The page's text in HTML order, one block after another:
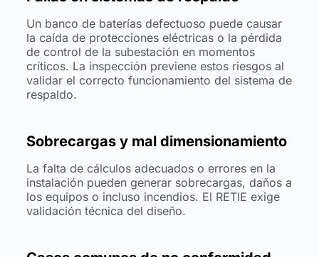
Un banco de baterías defectuoso puede causar
la caída de protecciones eléctricas o la pérdida
de control de la subestación en momentos
críticos. La inspección previene estos riesgos al
validar el correcto funcionamiento del sistema de
respaldo.
Sobrecargas y mal dimensionamiento
La falta de cálculos adecuados o errores en la
instalación pueden generar sobrecargas, daños a
los equipos o incluso incendios. El RETIE exige
validación técnica del diseño.